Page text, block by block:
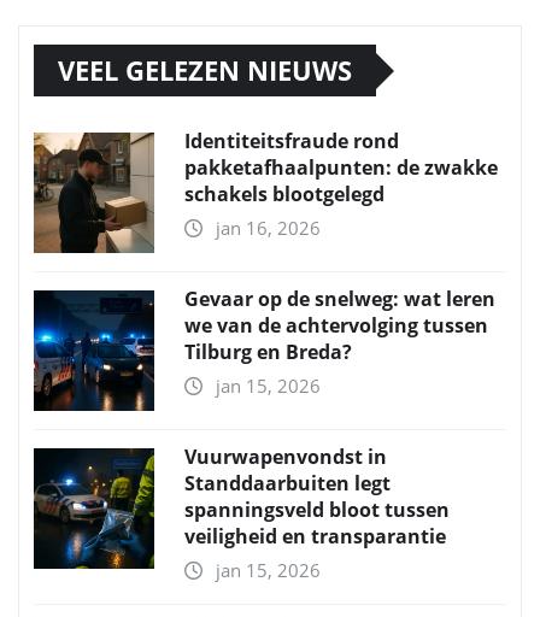
VEEL GELEZEN NIEUWS
Identiteitsfraude rond
pakketafhaalpunten: de zwakke
schakels blootgelegd
jan 16, 2026
Gevaar op de snelweg: wat leren
we van de achtervolging tussen
Tilburg en Breda?
jan 15, 2026
Vuurwapenvondst in
Standdaarbuiten legt
spanningsveld bloot tussen
veiligheid en transparantie
jan 15, 2026